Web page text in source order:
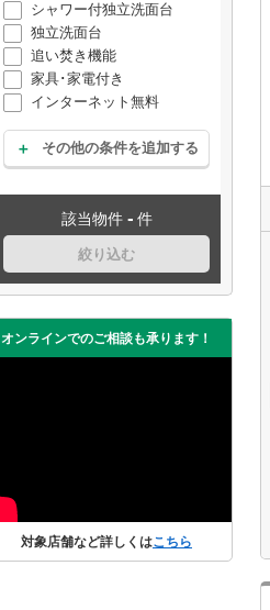
シャワー付独立洗面台
独立洗面台
追い焚き機能
家具･家電付き
インターネット無料
その他の条件を追加する
該当物件 - 件
絞り込む
オンラインでのご相談も承ります！
対象店舗など詳しくはこちら